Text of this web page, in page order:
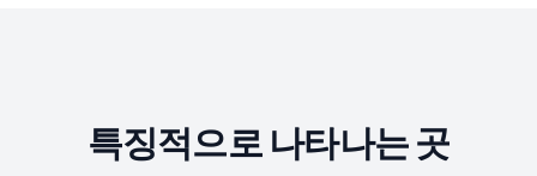
특징적으로 나타나는 곳